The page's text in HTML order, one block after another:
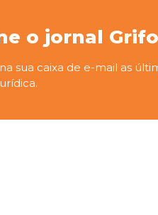
o jornal
sua caixa de e-mail as